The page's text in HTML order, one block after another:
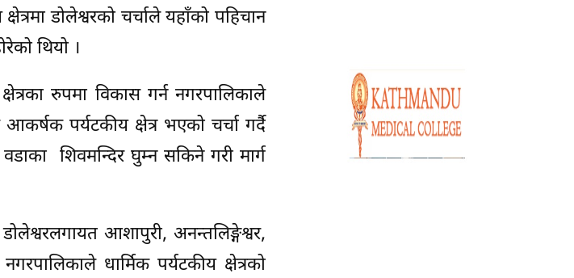
क्षेत्रमा डोलेश्वरको चर्चाले यहाँको पहिचान
थियो ।
रुपमा विकास गर्न नगरपालिकाले
पर्यटकीय क्षेत्र भएको चर्चा गर्दै
शिवमन्दिर घुम्न सकिने गरी मार्ग
आशापुरी, अनन्तलिङ्गेश्वर,
धार्मिक पर्यटकीय क्षेत्रको